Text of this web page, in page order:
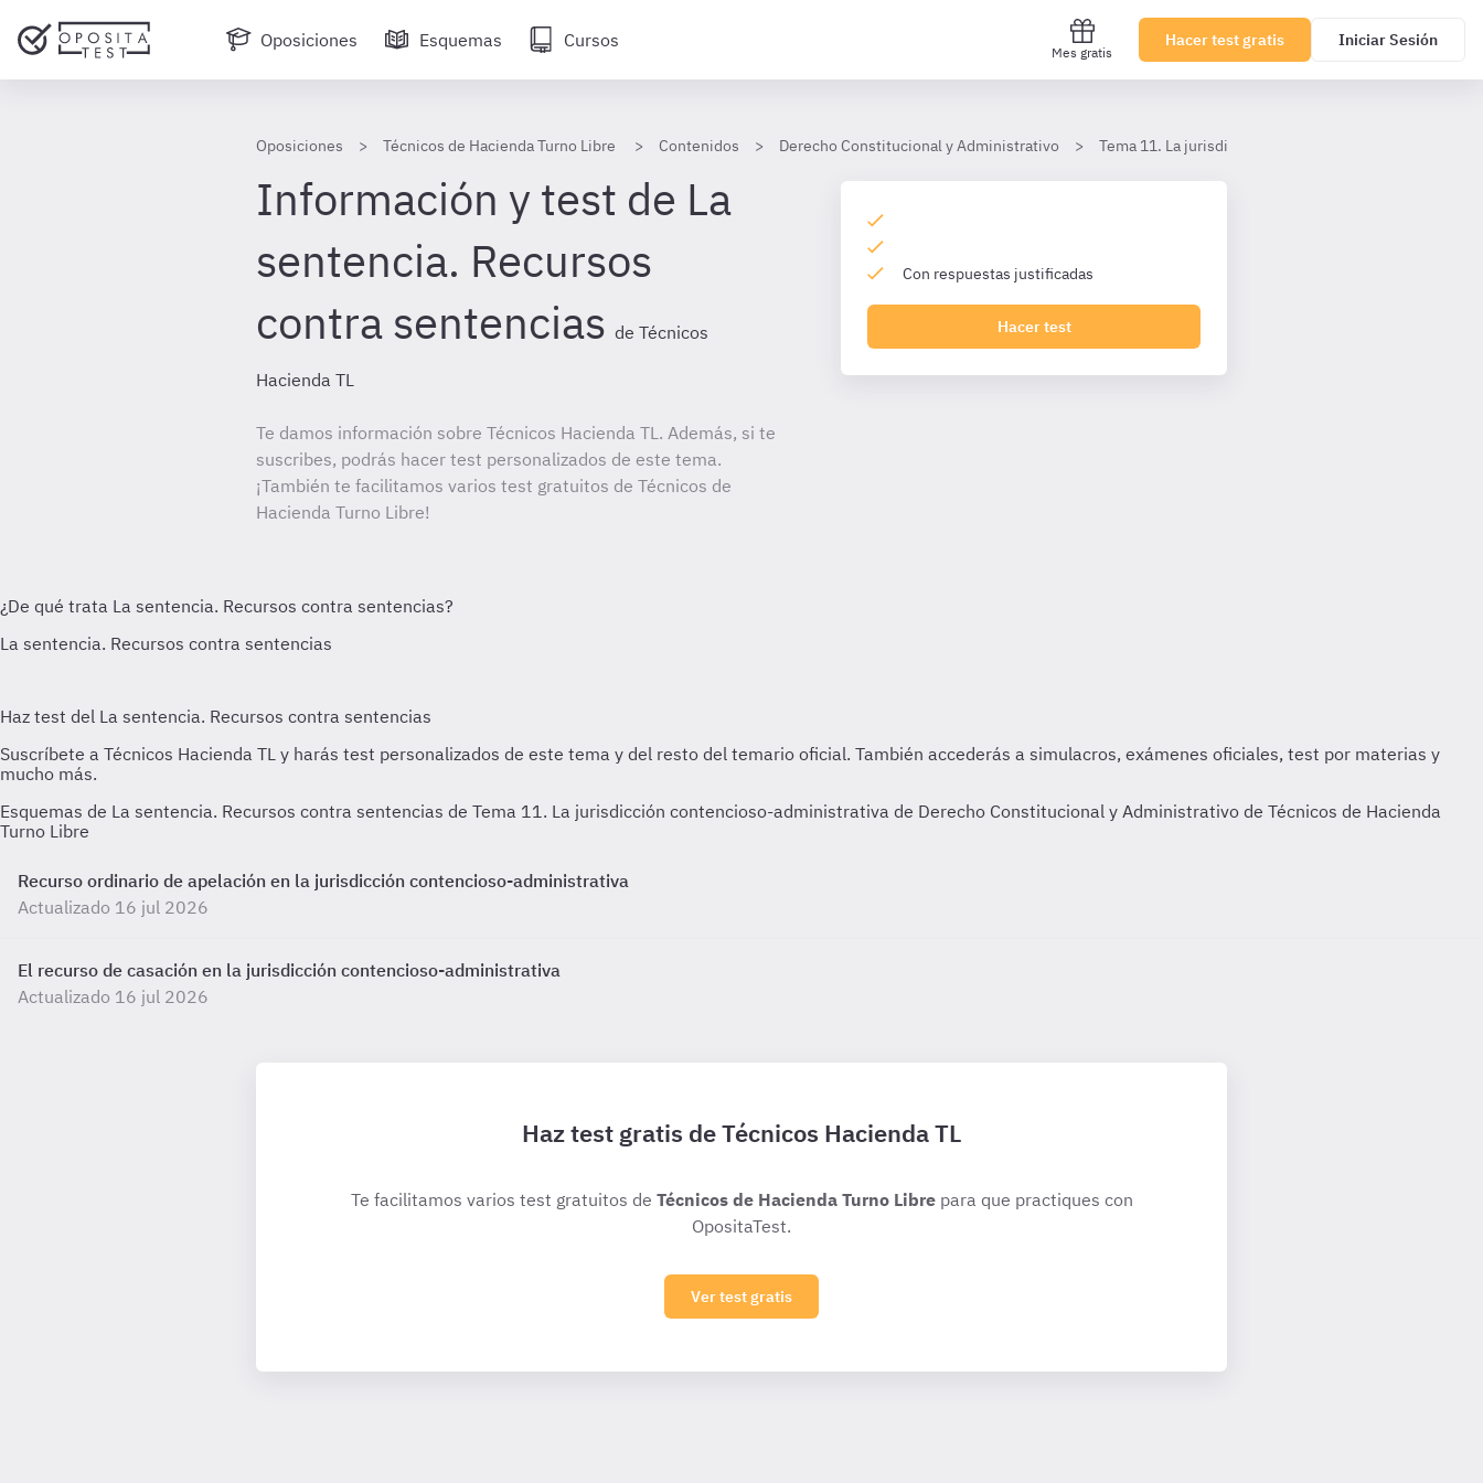
Oposiciones Esquemas Cursos
Mes gratis
Hacer test gratis Iniciar Sesión
Oposiciones Técnicos de Hacienda Turno Libre Contenidos Derecho Constitucional y Administrativo Tema 11. La jurisdicción contencioso-administrativa
Información y test de La
sentencia. Recursos
contra sentencias de Técnicos
Hacienda TL
Te damos información sobre Técnicos Hacienda TL. Además, si te
suscribes, podrás hacer test personalizados de este tema.
¡También te facilitamos varios test gratuitos de Técnicos de
Hacienda Turno Libre!
Con respuestas justificadas
Hacer test
Esquemas de La sentencia. Recursos contra sentencias de Tema 11. La jurisdicción contencioso-administrativa de Derecho Constitucional y Administrativo de Técnicos de Hacienda
Turno Libre
Recurso ordinario de apelación en la jurisdicción contencioso-administrativa
Actualizado 16 jul 2026
El recurso de casación en la jurisdicción contencioso-administrativa
Actualizado 16 jul 2026
Haz test gratis de Técnicos Hacienda TL
Te facilitamos varios test gratuitos de Técnicos de Hacienda Turno Librepara que practiques con
OpositaTest.
Ver test gratis